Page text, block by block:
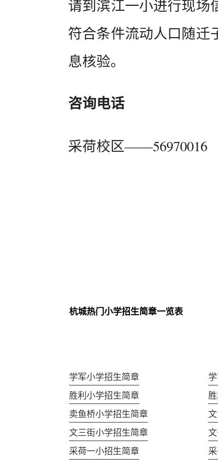
请到滨江一小进行现场
符合条件流动人口随迁
息核验。
咨询电话
采荷校区
杭城热门小学招生简章一览表
学军小学招生简章
胜利小学招生简章
卖鱼桥小学招生简章
文三街小学招生简章
采荷一小招生简章